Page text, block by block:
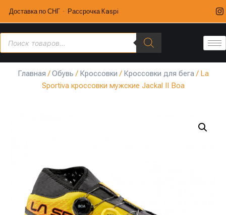
Доставка по СНГ · Рассрочка Kaspi
Главная /Обувь / Кроссовки / Кроссовки для бега/ La
Sportiva кроссовки мужские Jackal II Boa